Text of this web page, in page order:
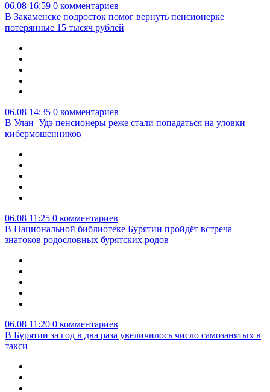
06.08 16:59 0 комментариев
В Закаменске подросток помог вернуть пенсионерке
потерянные 15 тысяч рублей
06.08 14:35 0 комментариев
В Улан–Удэ пенсионеры реже стали попадаться на уловки
кибермошенников
06.08 11:25 0 комментариев
В Национальной библиотеке Бурятии пройдёт встреча
знатоков родословных бурятских родов
06.08 11:20 0 комментариев
В Бурятии за год в два раза увеличилось число самозанятых в
такси